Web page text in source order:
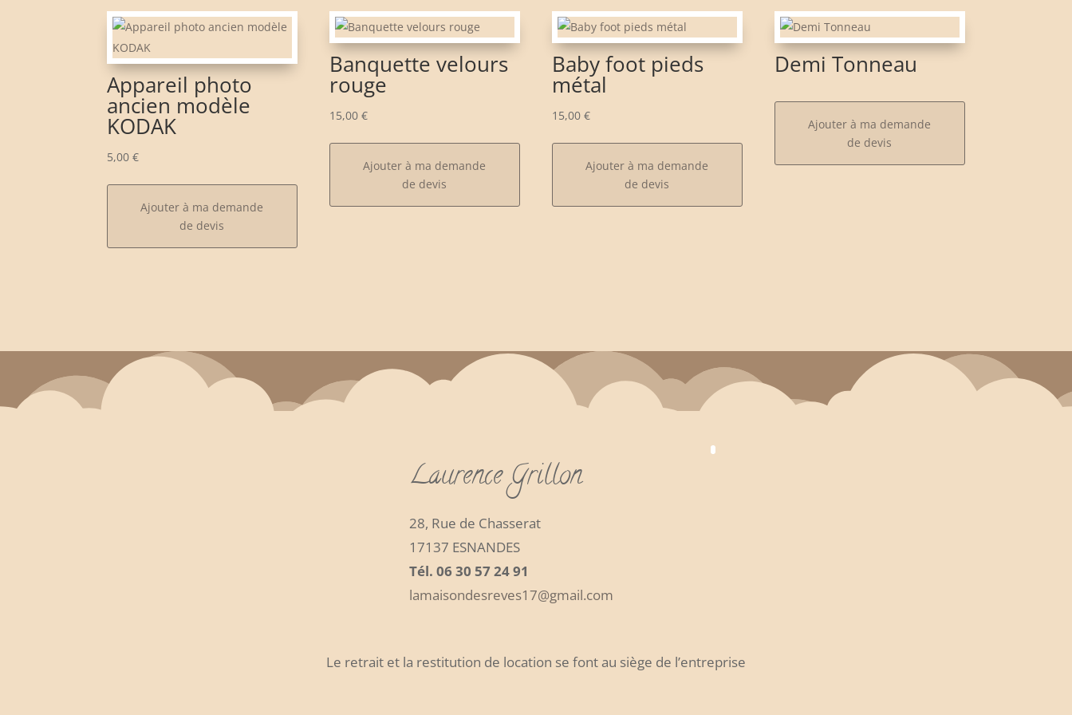
Appareil photo
ancien modèle
KODAK
5,00€
Ajouter à ma demande
de devis
Banquette velours
rouge
15,00€
Ajouter à ma demande
de devis
Baby foot pieds
métal
15,00€
Ajouter à ma demande
de devis
Demi Tonneau
Ajouter à ma demande
de devis
Laurence Grillon
28, Rue de Chasserat
17137 ESNANDES
Tél. 06 30 57 24 91
lamaisondesreves17@gmail.com
Le retrait et la restitution de location se font au siège de l’entreprise